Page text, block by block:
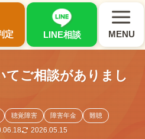
定 LINE相談 MENU
×
てご相談がありまし
聴覚障害 障害年金 難聴
2026.05.15